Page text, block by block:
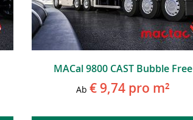
MACal 9800 CAST Bubble Free
Ab € 9,74 pro m²